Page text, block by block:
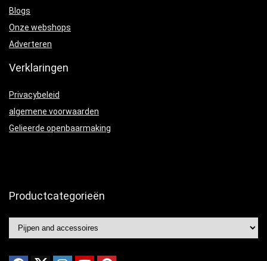
Blogs
Onze webshops
Adverteren
Verklaringen
Privacybeleid
algemene voorwaarden
Gelieerde openbaarmaking
Productcategorieën